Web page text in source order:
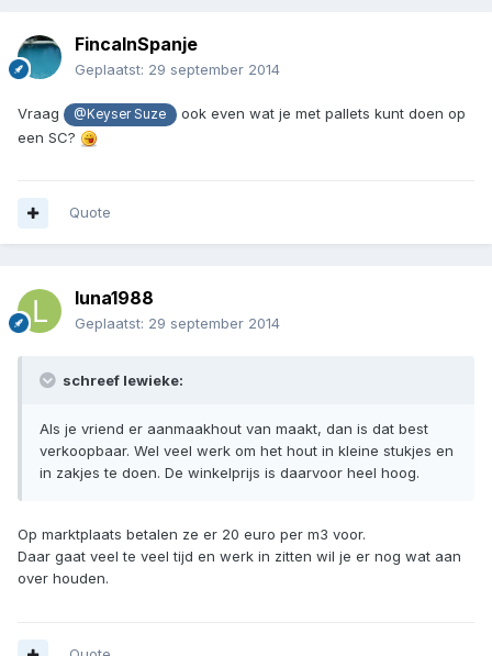
FincaInSpanje
Geplaatst: 29 september 2014
Vraag @Keyser Suze
ook even wat je met pallets kunt doen op
een SC?
Quote
luna1988
Geplaatst: 29 september 2014
schreef lewieke:
Als je vriend er aanmaakhout van maakt, dan is dat best
verkoopbaar. Wel veel werk om het hout in kleine stukjes en
in zakjes te doen. De winkelprijs is daarvoor heel hoog.
Op marktplaats betalen ze er 20 euro per m3 voor.
Daar gaat veel te veel tijd en werk in zitten wil je er nog wat aan
over houden.